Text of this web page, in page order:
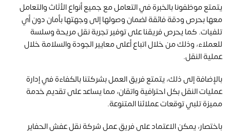
يتمتع موظفونا بالخبرة في التعامل مع جميع أنواع الأثاث والتعامل
معها بحرص ودقة فائقة لضمان وصولها إلى وجهتها بأمان دون أي
تلفيات. كما يحرص فريقنا على توفير تجربة نقل مريحة وسلسة
للعملاء، وذلك من خلال اتباع أعلى معايير الجودة والسلامة خلال
عملية النقل.
بالإضافة إلى ذلك، يتمتع فريق العمل بشركتنا بالكفاءة في إدارة
عمليات النقل بكل احترافية واتقان، مما يساعد على تقديم خدمة
مميزة تلبي توقعات عملائنا المتنوعة.
باختصار، يمكن الاعتماد على فريق عمل شركة نقل عفش الحفاير